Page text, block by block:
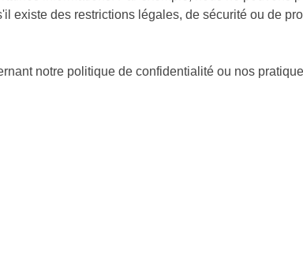
existe des restrictions légales, de sécurité ou de
notre politique de confidentialité ou nos